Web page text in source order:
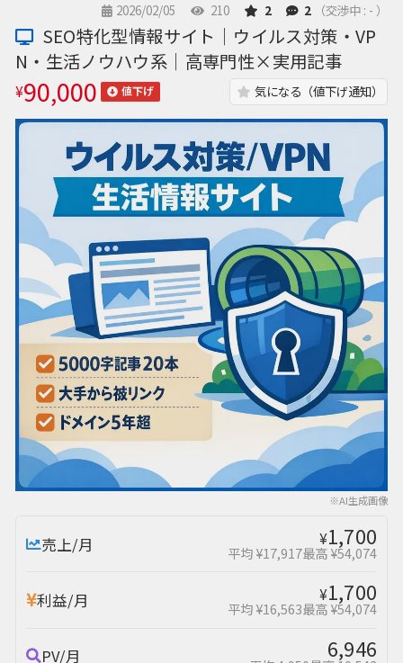
2026/02/05
210 2 2 （交渉中 : - ）
※AI生成画像
SEO特化型情報サイト｜ウイルス対策・VP
N・生活ノウハウ系｜高専門性×実用記事
¥90,000 値下げ 気になる（値下げ通知）
売上/月 ¥1,700
平均 ¥17,917最高 ¥54,074
利益/月 ¥1,700
平均 ¥16,563最高 ¥54,074
PV/月 6,946